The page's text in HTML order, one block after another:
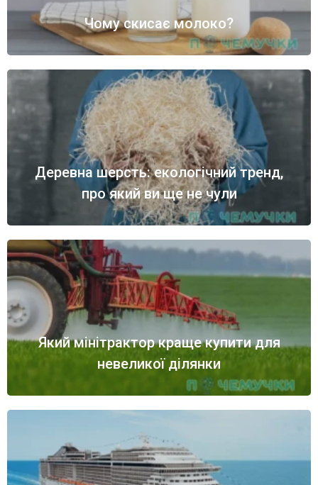
Чому скисає молоко?
Деревна шерсть: екологічний тренд,
про який ви ще не чули
Який мінітрактор краще купити для
невеликої ділянки